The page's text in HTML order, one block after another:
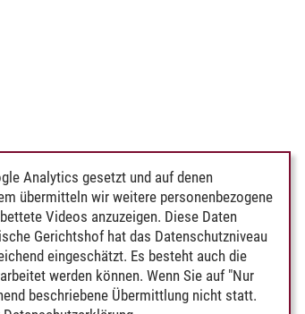
Analytics gesetzt und auf denen
übermitteln wir weitere personenbezogene
Videos anzuzeigen. Diese Daten
Gerichtshof hat das Datenschutzniveau
eingeschätzt. Es besteht auch die
werden können. Wenn Sie auf "Nur
beschriebene Übermittlung nicht statt.